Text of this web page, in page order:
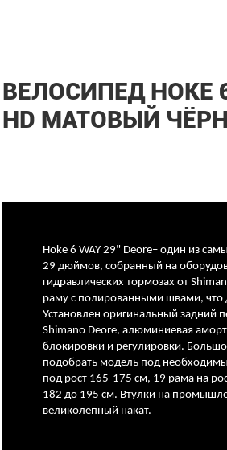
ВЕЛОСИПЕД HOKE 6
HD МАТОВЫЙ
Hoke 6 WAY 29" Deore– один из
29 дюймов, собранный на
гидравлических тормозах от
раму с полированными швами, что
Установлен оригинальный задний
Shimano Deore, алюминиевая
блокировки и регулировки.
подобрать модель под
под рост 165-175 см, 19 рама на
182 до 195 см. Втулки на
великолепный накат.